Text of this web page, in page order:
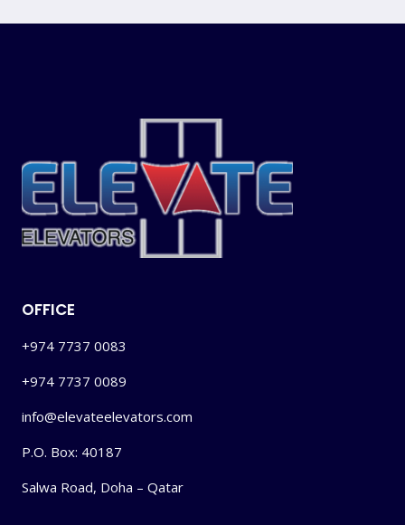
OFFICE
+974 7737 0083
+974 7737 0089
info@elevateelevators.com
P.O. Box: 40187
Salwa Road, Doha – Qatar